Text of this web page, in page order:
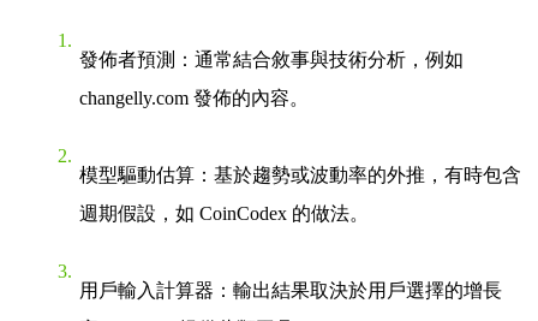
發佈者預測 ：通常結合敘事與技術分析，例如
changelly.com 發佈的內容。
模型驅動估算 ：基於趨勢或波動率的外推，有時包含
週期假設，如 CoinCodex 的做法。
用戶輸入計算器 ：輸出結果取決於用戶選擇的增長